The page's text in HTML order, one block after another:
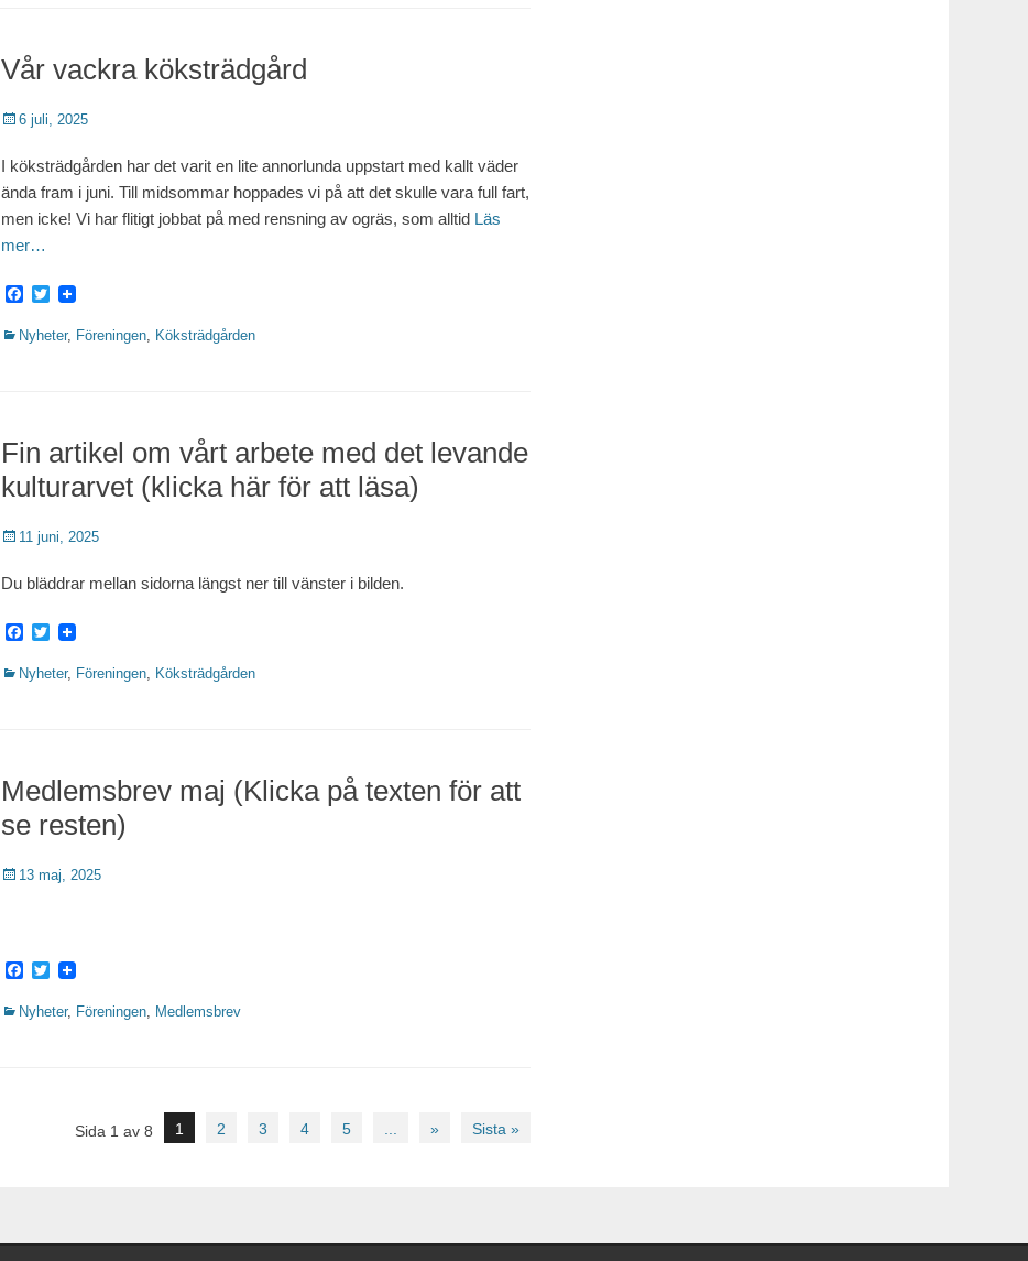
Vår vackra köksträdgård
Publicerat
6 juli, 2025
I köksträdgården har det varit en lite annorlunda uppstart med kallt väder
ända fram i juni. Till midsommar hoppades vi på att det skulle vara full fart,
men icke! Vi har flitigt jobbat på med rensning av ogräs, som alltid Läs
mer…
Facebook
Twitter
Kategorier
Nyheter, Föreningen, Köksträdgården
Fin artikel om vårt arbete med det levande
kulturarvet (klicka här för att läsa)
Publicerat
11 juni, 2025
Du bläddrar mellan sidorna längst ner till vänster i bilden.
Facebook
Twitter
Kategorier
Nyheter, Föreningen, Köksträdgården
Medlemsbrev maj (Klicka på texten för att
se resten)
Publicerat
13 maj, 2025
Facebook
Twitter
Kategorier
Nyheter, Föreningen, Medlemsbrev
Sida 1 av 8 1 2 3 4 5 » Sista »